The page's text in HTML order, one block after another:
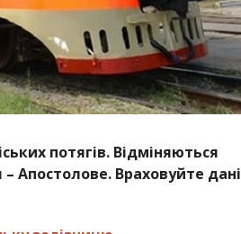
потягів. Відміняються
Апостолове. Враховуйте дані